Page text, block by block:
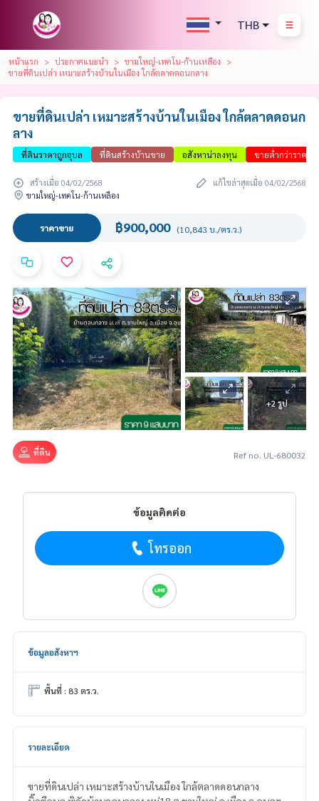
THB
หน้าแรก ประกาศแนะนำ
ขามใหญ่-เทคโน-ก้านเหลือง
ขายที่ดินเปล่า เหมาะสร้างบ้านในเมือง ใกล้ตลาดดอนกลาง
ขายที่ดินเปล่า เหมาะสร้างบ้านในเมือง ใกล้ตลาดดอนก
ลาง
ที่ดินราคาถูกอุบล ที่ดินสร้างบ้านขาย อสังหาน่าลงทุน ขายต่ำกว่าราคาป
สร้างเมื่อ 04/02/2568
แก้ไขล่าสุดเมื่อ 04/02/2568
ขามใหญ่-เทคโน-ก้านเหลือง
ราคาขาย ฿900,000 (10,843 บ./ตร.ว.)
+2 รูป
ที่ดิน Ref no. UL-680032
ข้อมูลติดต่อ
โทรออก
ข้อมูลอสังหาฯ
พื้นที่ : 83 ตร.ว.
รายละเอียด
ขายที่ดินเปล่า เหมาะสร้างบ้านในเมือง ใกล้ตลาดดอนกลาง